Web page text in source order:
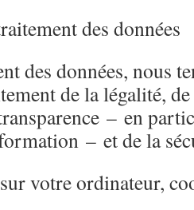
des données
des données, nous
de la légalité,
– en
– et de la
votre ordinateur,